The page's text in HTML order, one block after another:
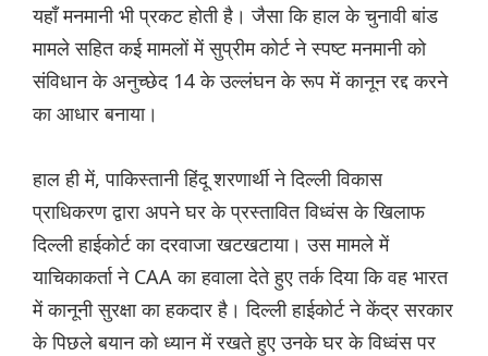
यहाँ मनमानी भी प्रकट होती है। जैसा कि हाल के चुनावी बांड
मामले सहित कई मामलों में सुप्रीम कोर्ट ने स्पष्ट मनमानी को
संविधान के अनुच्छेद 14 के उल्लंघन के रूप में कानून रद्द करने
का आधार बनाया।
हाल ही में, पाकिस्तानी हिंदू शरणार्थी ने दिल्ली विकास
प्राधिकरण द्वारा अपने घर के प्रस्तावित विध्वंस के खिलाफ
दिल्ली हाईकोर्ट का दरवाजा खटखटाया। उस मामले में
याचिकाकर्ता ने CAA का हवाला देते हुए तर्क दिया कि वह भारत
में कानूनी सुरक्षा का हकदार है। दिल्ली हाईकोर्ट ने केंद्र सरकार
के पिछले बयान को ध्यान में रखते हुए उनके घर के विध्वंस पर